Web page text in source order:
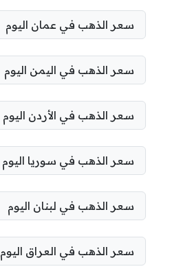
سعر الذهب في عمان اليوم
سعر الذهب في اليمن اليوم
سعر الذهب في الأردن اليوم
سعر الذهب في سوريا اليوم
سعر الذهب في لبنان اليوم
سعر الذهب في العراق اليوم